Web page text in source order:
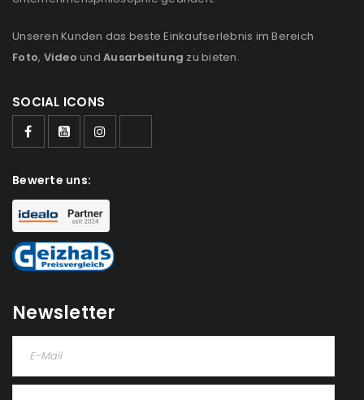
Unseren Kunden das beste Einkaufserlebnis im Bereich
Foto, Video und Ausarbeitung zu bieten.
SOCIAL ICONS
Bewerte uns:
Newsletter